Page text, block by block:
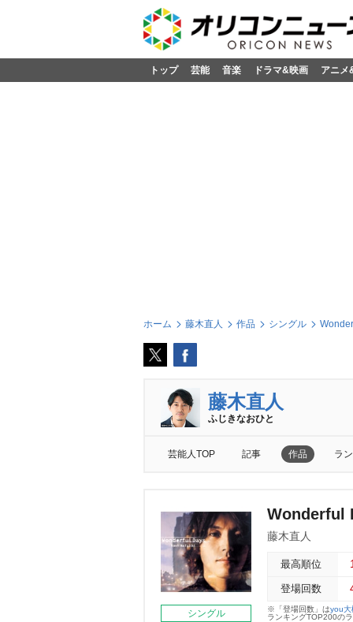
トップ 芸能 音楽 ドラマ&映画 アニメ
ホーム 藤木直人 作品 シングル
藤木直人
ふじきなおひと
芸能人TOP 記事 作品 ラ
シングル
Wonderful
藤木直人
最高順位
登場回数
※「登場回数」はyou大
ランキングTOP200の